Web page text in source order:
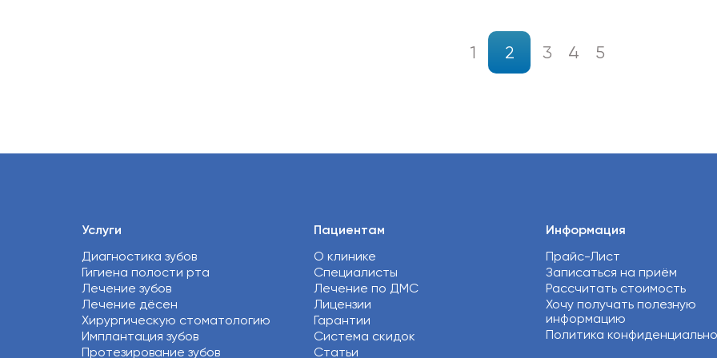
1 2 3 4 5
Услуги
Диагностика зубов
Гигиена полости рта
Лечение зубов
Лечение дёсен
Хирургическую стоматологию
Имплантация зубов
Протезирование зубов
Пациентам
О клинике
Специалисты
Лечение по ДМС
Лицензии
Гарантии
Система скидок
Статьи
Информация
Прайс-Лист
Записаться на приём
Рассчитать стоимость
Хочу получать полезную
информацию
Политика